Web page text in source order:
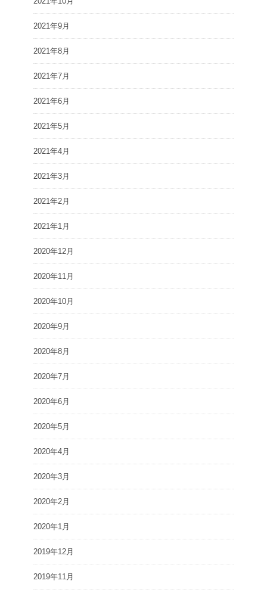
2021年9月
2021年8月
2021年7月
2021年6月
2021年5月
2021年4月
2021年3月
2021年2月
2021年1月
2020年12月
2020年11月
2020年10月
2020年9月
2020年8月
2020年7月
2020年6月
2020年5月
2020年4月
2020年3月
2020年2月
2020年1月
2019年12月
2019年11月